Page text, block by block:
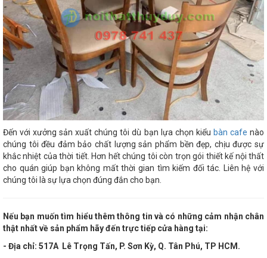
Đến với xưởng sản xuất chúng tôi dù bạn lựa chọn kiểu bàn cafe nào
chúng tôi đều đảm bảo chất lượng sản phẩm bền đẹp, chịu được sự
khắc nhiệt của thời tiết. Hơn hết chúng tôi còn trọn gói thiết kế nội thất
cho quán giúp bạn không mất thời gian tìm kiếm đối tác. Liên hệ với
chúng tôi là sự lựa chọn đúng đắn cho bạn.
Nếu bạn muốn tìm hiểu thêm thông tin và có những cảm nhận chân
thật nhất về sản phẩm hãy đến trực tiếp cửa hàng tại:
- Địa chỉ: 517A Lê Trọng Tấn, P. Sơn Kỳ, Q. Tân Phú, TP HCM.